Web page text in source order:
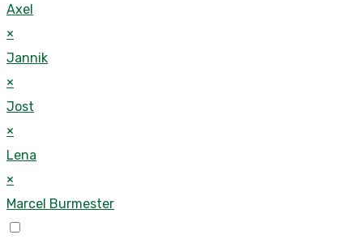
Axel
×
Jannik
×
Jost
×
Lena
×
Marcel Burmester